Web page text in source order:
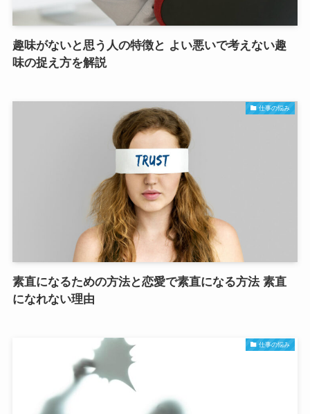
趣味がないと思う人の特徴と よい悪いで考えない趣
味の捉え方を解説
仕事の悩み
素直になるための方法と恋愛で素直になる方法 素直
になれない理由
仕事の悩み